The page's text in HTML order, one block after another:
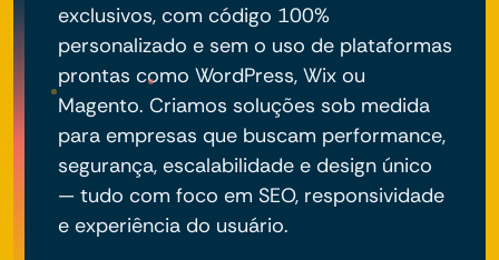
exclusivos, com código 100%
personalizado e sem o uso de plataformas
prontas como WordPress, Wix ou
Magento. Criamos soluções sob medida
para empresas que buscam performance,
segurança, escalabilidade e design único
— tudo com foco em SEO, responsividade
e experiência do usuário.